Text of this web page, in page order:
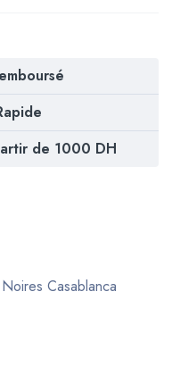
de 1000 DH
Casablanca